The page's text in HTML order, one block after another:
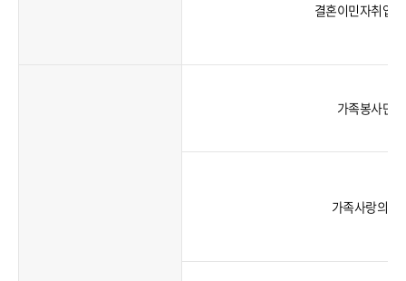
결혼이민자취업
가족봉사단
가족사랑의날